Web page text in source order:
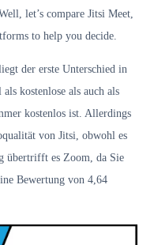
let’s compare Jitsi Meet,
to help you decide.
der erste Unterschied in
kostenlose als auch als
kostenlos ist. Allerdings
von Jitsi, obwohl es
übertrifft es Zoom, da Sie
Bewertung von 4,64